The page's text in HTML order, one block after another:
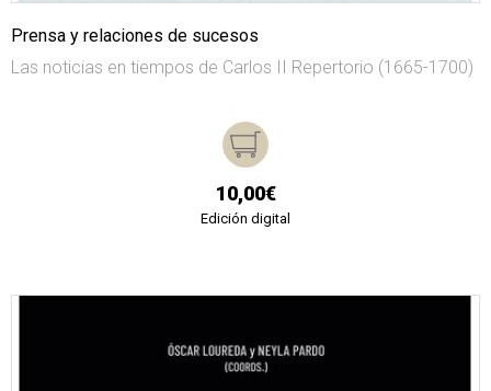
Prensa y relaciones de sucesos
Las noticias en tiempos de Carlos II Repertorio (1665-1700)
10,00€
Edición digital